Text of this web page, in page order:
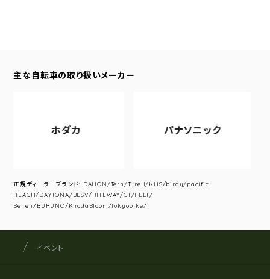
主な自転車の取り扱いメーカー
ホダカ パナソニック
正規ディーラーブランド: DAHON/Tern/Tyrell/KHS/birdy/pacific
REACH/DAYTONA/BESV/RITEWAY/GT/FELT/
Beneli/BURUNO/KhodaBloom/tokyobike/
サイト内の現在地
サイクルショップナカゴヤ
イベント